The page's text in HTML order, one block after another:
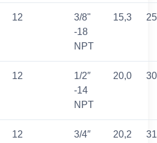
12
3/8"
-18
NPT
15,3
12
1/2″
-14
NPT
20,0
12
3/4″
20,2